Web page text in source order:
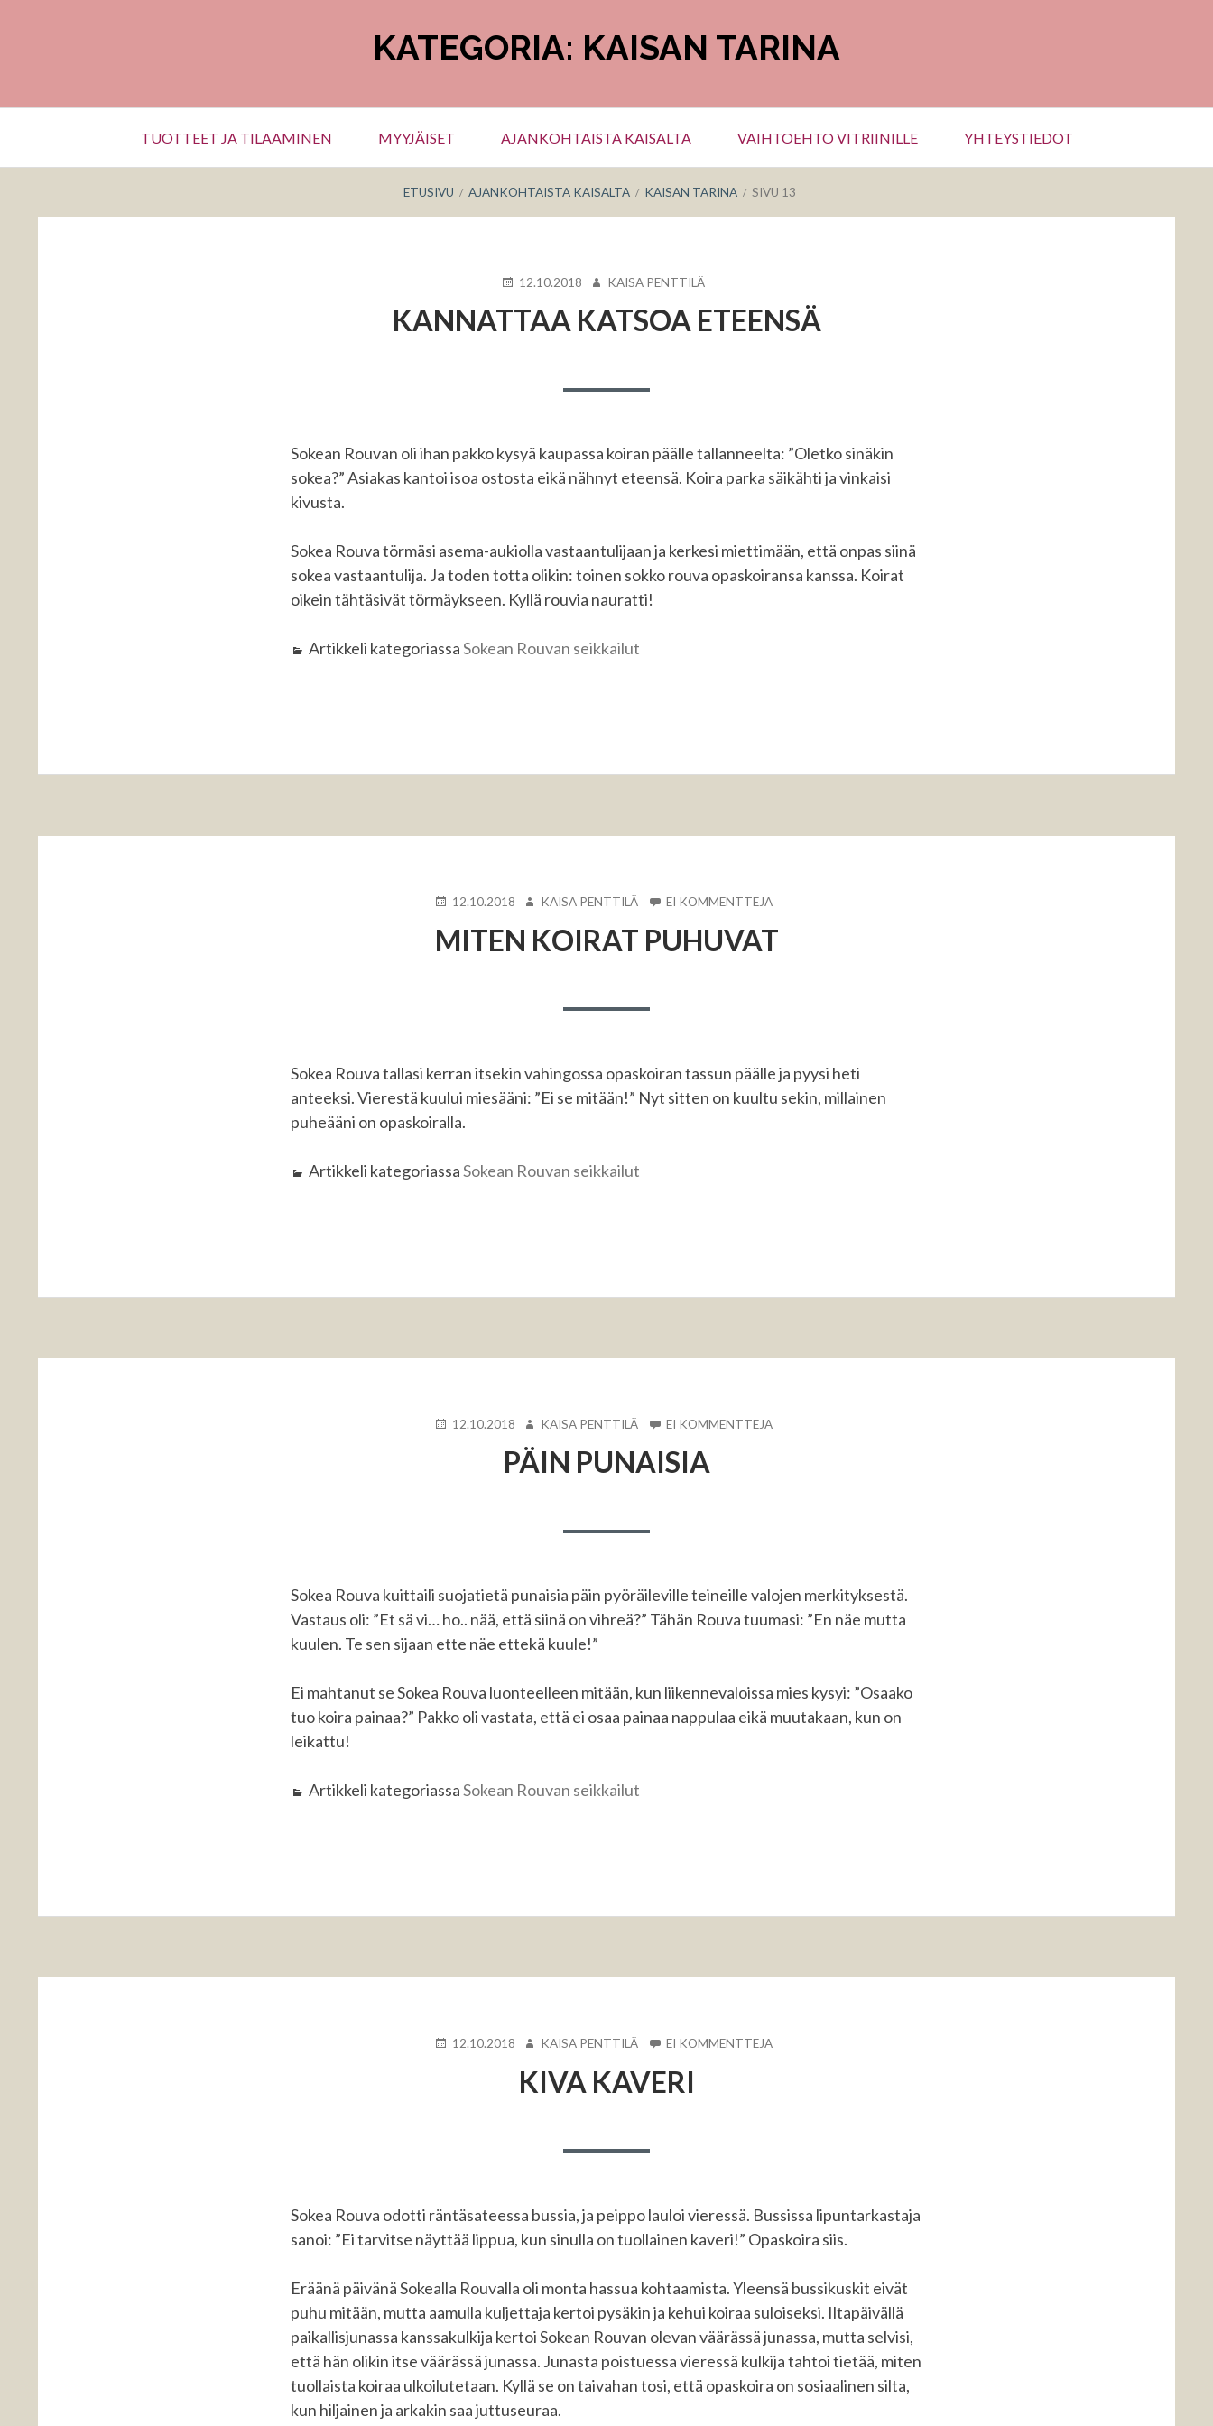
KATEGORIA: KAISAN TARINA
TUOTTEET JA TILAAMINEN MYYJÄISET AJANKOHTAISTA KAISALTA VAIHTOEHTO VITRIINILLE YHTEYSTIEDOT
ETUSIVU AJANKOHTAISTA KAISALTA KAISAN TARINA SIVU 13
KIRJOITETTU
12.10.2018 KIRJOITTAJA
KAISA PENTTILÄ
KANNATTAA KATSOA ETEENSÄ
Sokean Rouvan oli ihan pakko kysyä kaupassa koiran päälle tallanneelta: ”Oletko sinäkin
sokea?” Asiakas kantoi isoa ostosta eikä nähnyt eteensä. Koira parka säikähti ja vinkaisi
kivusta.
Sokea Rouva törmäsi asema-aukiolla vastaantulijaan ja kerkesi miettimään, että onpas siinä
sokea vastaantulija. Ja toden totta olikin: toinen sokko rouva opaskoiransa kanssa. Koirat
oikein tähtäsivät törmäykseen. Kyllä rouvia nauratti!
Artikkeli kategoriassaSokean Rouvan seikkailut
KIRJOITETTU
12.10.2018 KIRJOITTAJA
KAISA PENTTILÄ EI KOMMENTTEJAARTIKKELIIN
KOIRAT
PUHUVAT
MITEN KOIRAT PUHUVAT
Sokea Rouva tallasi kerran itsekin vahingossa opaskoiran tassun päälle ja pyysi heti
anteeksi. Vierestä kuului miesääni: ”Ei se mitään!” Nyt sitten on kuultu sekin, millainen
puheääni on opaskoiralla.
Artikkeli kategoriassaSokean Rouvan seikkailut
KIRJOITETTU
12.10.2018 KIRJOITTAJA
KAISA PENTTILÄ EI KOMMENTTEJAARTIKKELIIN
PÄIN PUNAISIA
Sokea Rouva kuittaili suojatietä punaisia päin pyöräileville teineille valojen merkityksestä.
Vastaus oli: ”Et sä vi… ho.. nää, että siinä on vihreä?” Tähän Rouva tuumasi: ”En näe mutta
kuulen. Te sen sijaan ette näe ettekä kuule!”
Ei mahtanut se Sokea Rouva luonteelleen mitään, kun liikennevaloissa mies kysyi: ”Osaako
tuo koira painaa?” Pakko oli vastata, että ei osaa painaa nappulaa eikä muutakaan, kun on
leikattu!
Artikkeli kategoriassaSokean Rouvan seikkailut
KIRJOITETTU
12.10.2018 KIRJOITTAJA
KAISA PENTTILÄ EI KOMMENTTEJAARTIKKELIIN
KIVA KAVERI
Sokea Rouva odotti räntäsateessa bussia, ja peippo lauloi vieressä. Bussissa lipuntarkastaja
sanoi: ”Ei tarvitse näyttää lippua, kun sinulla on tuollainen kaveri!” Opaskoira siis.
Eräänä päivänä Sokealla Rouvalla oli monta hassua kohtaamista. Yleensä bussikuskit eivät
puhu mitään, mutta aamulla kuljettaja kertoi pysäkin ja kehui koiraa suloiseksi. Iltapäivällä
paikallisjunassa kanssakulkija kertoi Sokean Rouvan olevan väärässä junassa, mutta selvisi,
että hän olikin itse väärässä junassa. Junasta poistuessa vieressä kulkija tahtoi tietää, miten
tuollaista koiraa ulkoilutetaan. Kyllä se on taivahan tosi, että opaskoira on sosiaalinen silta,
kun hiljainen ja arkakin saa juttuseuraa.